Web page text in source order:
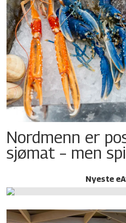
Nordmenn er
sjømat – men
Nyeste